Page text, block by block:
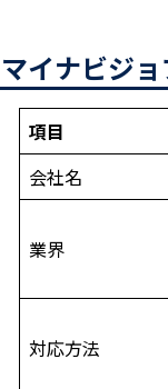
マイナビジ
項目
会社名
業界
対応方法